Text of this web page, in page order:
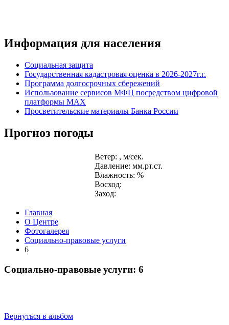
Информация для населения
Социальная защита
Государственная кадастровая оценка в 2026-2027г.г.
Программа долгосрочных сбережений
Использование сервисов МФЦ посредством цифровой
платформы MAX
Просветительские материалы Банка России
Прогноз погоды
Ветер: , м/сек.
Давление: мм.рт.ст.
Влажность: %
Восход:
Заход:
Главная
О Центре
Фотогалерея
Социально-правовые услуги
6
Социально-правовые услуги: 6
Вернуться в альбом